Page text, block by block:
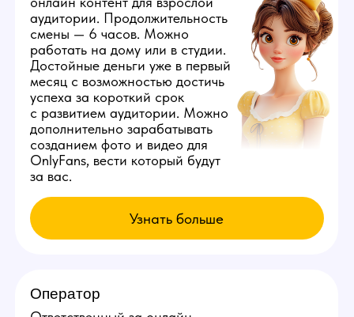
Узнай больше в нашем боте!
youmaybe.global@gmail.com
+79384727352
Вологда, ул. Первомайская, д. 25
Связаться с нами: